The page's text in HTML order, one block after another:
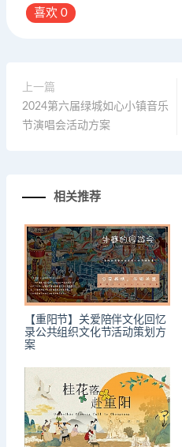
喜欢 0
上一篇
2024第六届绿城如心小镇音乐
节演唱会活动方案
相关推荐
【重阳节】关爱陪伴文化回忆
录公共组织文化节活动策划方
案